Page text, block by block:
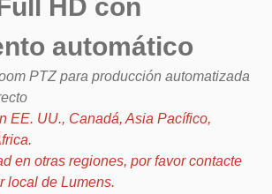
HD con
automático
PTZ para producción automatizada
EE. UU., Canadá, Asia Pacífico,
en otras regiones, por favor contacte
local de Lumens.